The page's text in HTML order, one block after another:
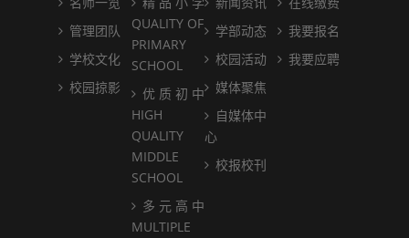
管理团队
学校文化
校园掠影
QUALITY OF
PRIMARY
SCHOOL
优 质 初 中
HIGH
QUALITY
MIDDLE
SCHOOL
多 元 高 中
MULTIPLE
学部动态
校园活动
媒体聚焦
自媒体中
心
校报校刊
我要报名
我要应聘